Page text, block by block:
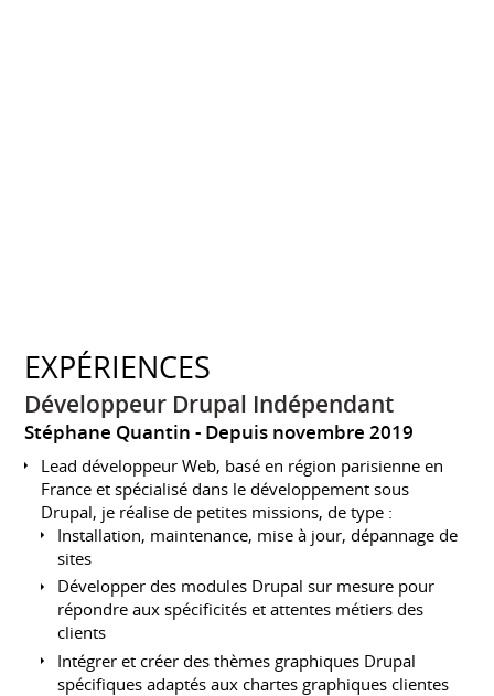
EXPÉRIENCES
Développeur Drupal Indépendant
Stéphane Quantin Depuis novembre 2019
Lead développeur Web, basé en région parisienne en
France et spécialisé dans le développement sous
Drupal, je réalise de petites missions, de type :
Installation, maintenance, mise à jour, dépannage de
sites
Développer des modules Drupal sur mesure pour
répondre aux spécificités et attentes métiers des
clients
Intégrer et créer des thèmes graphiques Drupal
spécifiques adaptés aux chartes graphiques clientes